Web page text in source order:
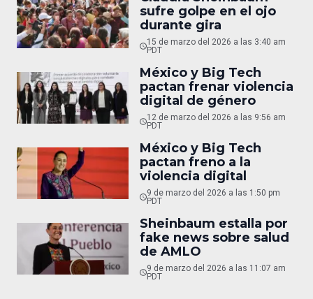
sufre golpe en el ojo
durante gira
15 de marzo del 2026 a las 3:40 am
PDT
México y Big Tech
pactan frenar violencia
digital de género
12 de marzo del 2026 a las 9:56 am
PDT
México y Big Tech
pactan freno a la
violencia digital
9 de marzo del 2026 a las 1:50 pm
PDT
Sheinbaum estalla por
fake news sobre salud
de AMLO
9 de marzo del 2026 a las 11:07 am
PDT